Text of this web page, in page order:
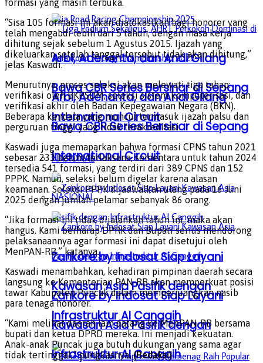
Arbi, Adenanta, dan Andi Gilang
Bawa CBR Series Bersinar di Sepang
International Circuit
NASIONAL
Zankore by Indosat Siap Layani
Kawasan Asia Pasifik dengan
Infrastruktur AI Canggih
Arbi, Adenanta, dan Andi Gilang
Bawa CBR Series Bersinar di Sepang
International Circuit
NASIONAL
Zankore by Indosat Siap Layani
Kawasan Asia Pasifik dengan
Infrastruktur AI Canggih
formasi yang masih terbuka.
“Sisa 105 formasi ini akan dialokasikan bagi honorer yang
telah mengabdi lebih dari 5 tahun, dengan masa kerja
dihitung sejak sebelum 1 Agustus 2015. Ijazah yang
dikeluarkan setelah tanggal tersebut tidak akan dihitung,”
jelas Kaswadi.
Menurutnya, proses seleksi akan melewati tiga tahap:
verifikasi oleh BKPSDM, seleksi sistem komputerisasi, dan
verifikasi akhir oleh Badan Kepegawaian Negara (BKN).
Beberapa kendala yang muncul termasuk ijazah palsu dan
perguruan tinggi yang tidak terakreditasi.
Kaswadi juga memaparkan bahwa formasi CPNS tahun 2021
sebesar 233 belum terlaksana, sementara untuk tahun 2024
tersedia 541 formasi, yang terdiri dari 389 CPNS dan 152
PPPK. Namun, seleksi belum digelar karena alasan
keamanan. Seleksi PPPK dijadwalkan ulang pada 16 Juni
2025 dengan jumlah pelamar sebanyak 86 orang.
“Jika formasi ini tidak dijalankan tahun ini, maka akan
hangus. Kami berharap DPRK dan Bupati serius mendorong
pelaksanaannya agar formasi ini dapat disetujui oleh
MenPAN-RB,” katanya.
Kaswadi menambahkan, kehadiran pimpinan daerah secara
langsung ke Kementerian PAN-RB akan memperkuat posisi
tawar Kabupaten Puncak dalam memperjuangkan nasib
para tenaga honorer.
“Kami melihat daerah lain datang ke MenPAN-RB bersama
bupati dan ketua DPRD mereka. Ini menjadi kekuatan.
Anak-anak Puncak juga butuh dukungan yang sama agar
tidak tertinggal,” pungkasnya.(Redaksi)